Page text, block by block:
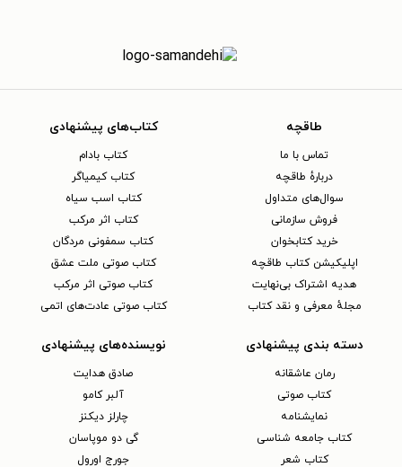
طاقچه
تماس با ما
دربارهٔ طاقچه
سوال‌های متداول
فروش سازمانی
خرید کتابخوان
اپلیکیشن کتاب طاقچه
هدیه اشتراک بی‌نهایت
مجلهٔ معرفی و نقد کتاب
کتاب‌های پیشنهادی
کتاب بادام
کتاب کیمیاگر
کتاب اسب سیاه
کتاب اثر مرکب
کتاب سمفونی مردگان
کتاب صوتی ملت عشق
کتاب صوتی اثر مرکب
کتاب صوتی عادت‌های اتمی
دسته بندی پیشنهادی
رمان عاشقانه
کتاب‌ صوتی
نمایشنامه
کتاب جامعه شناسی
کتاب شعر
نویسنده‌های پیشنهادی
صادق هدایت
آلبر کامو
چارلز دیکنز
گی دو موپاسان
جورج اورول